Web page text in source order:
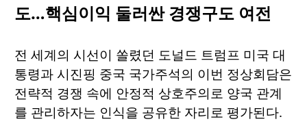
도…핵심이익 둘러싼 경쟁구도 여전
전 세계의 시선이 쏠렸던 도널드 트럼프 미국 대
통령과 시진핑 중국 국가주석의 이번 정상회담은
전략적 경쟁 속에 안정적 상호주의로 양국 관계
를 관리하자는 인식을 공유한 자리로 평가된다.